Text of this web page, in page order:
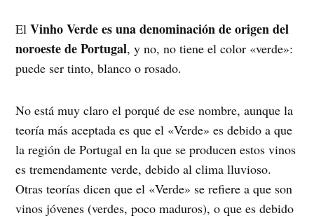
ElVinho Verde es una denominación de origen del
noroeste de Portugal, y no, no tiene el color «verde»:
puede ser tinto, blanco o rosado.
No está muy claro el porqué de ese nombre, aunque la
teoría más aceptada es que el «Verde» es debido a que
la región de Portugal en la que se producen estos vinos
es tremendamente verde, debido al clima lluvioso.
Otras teorías dicen que el «Verde» se refiere a que son
vinos jóvenes (verdes, poco maduros), o que es debido